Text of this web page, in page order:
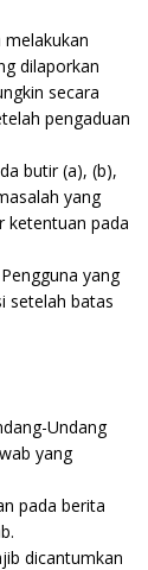
dilaporkan
secara
pengaduan
butir (a), (b),
yang
ketentuan pada
yang
setelah batas
Undang
yang
pada berita
dicantumkan